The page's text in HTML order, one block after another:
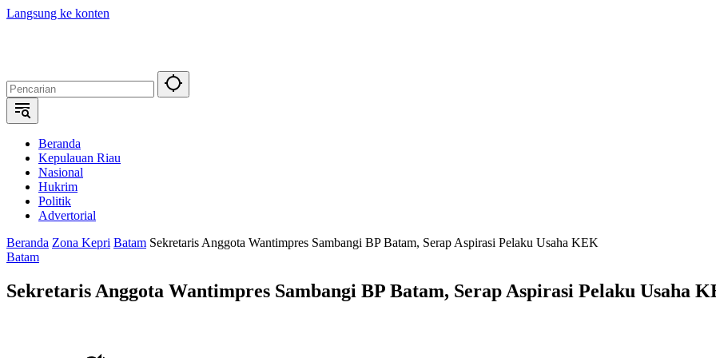
Langsung ke konten
Beranda
Kepulauan Riau
Nasional
Hukrim
Politik
Advertorial
Beranda Zona Kepri Batam Sekretaris Anggota Wantimpres Sambangi BP Batam, Serap Aspirasi Pelaku Usaha KEK
Batam
Sekretaris Anggota Wantimpres Sambangi BP Batam, Serap Aspirasi Pelaku Usaha